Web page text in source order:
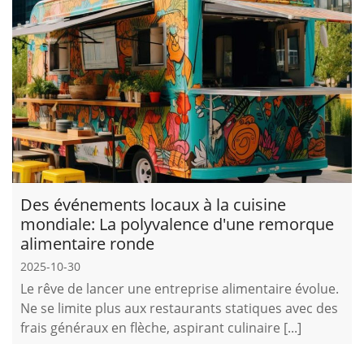
Des événements locaux à la cuisine
mondiale: La polyvalence d'une remorque
alimentaire ronde
2025-10-30
Le rêve de lancer une entreprise alimentaire évolue.
Ne se limite plus aux restaurants statiques avec des
frais généraux en flèche, aspirant culinaire [...]